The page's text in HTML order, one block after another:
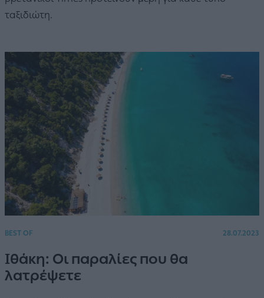
ταξιδιώτη.
BEST OF 28.07.2023
Ιθάκη: Οι παραλίες που θα
λατρέψετε